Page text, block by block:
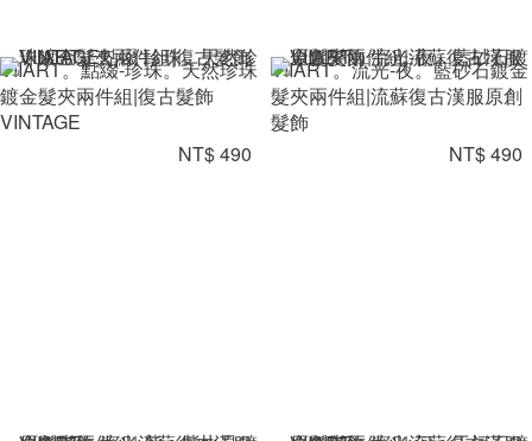
VIIART。點綴-珍珠。天然珍珠
鍍金髮夾兩件組|復古髮飾
VINTAGE
NT$ 490
VIIART。流光-夜。藍砂石鍍金
髮夾兩件組|流蘇復古漢服原創
髮飾
NT$ 490